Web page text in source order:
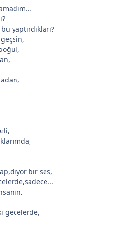
yaptırdıkları?
bir ses,
gecelerde,
*